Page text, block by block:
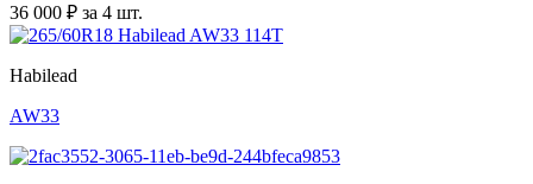
36 000 ₽ за 4 шт.
Habilead
AW33